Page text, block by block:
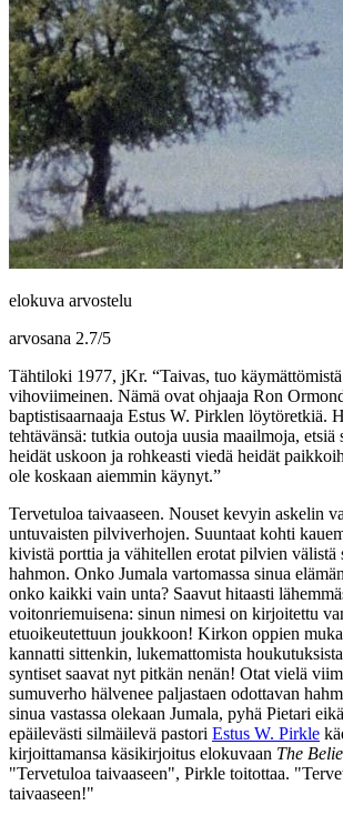
elokuva arvostelu
arvosana 2.7/5
Tähtiloki 1977, jKr. “Taivas, tuo
vihoviimeinen. Nämä ovat ohjaaja Ron
baptistisaarnaaja Estus W. Pirklen löytöretkiä.
tehtävänsä: tutkia outoja uusia maailmoja, etsiä
heidät uskoon ja rohkeasti viedä heidät
ole koskaan aiemmin käynyt.”
Tervetuloa taivaaseen. Nouset kevyin askelin
untuvaisten pilviverhojen. Suuntaat kohti
kivistä porttia ja vähitellen erotat pilvien välistä
hahmon. Onko Jumala vartomassa sinua
onko kaikki vain unta? Saavut hitaasti
voitonriemuisena: sinun nimesi on kirjoitettu
etuoikeutettuun joukkoon! Kirkon oppien
kannatti sittenkin, lukemattomista
syntiset saavat nyt pitkän nenän! Otat vielä
sumuverho hälvenee paljastaen odottavan
sinua vastassa olekaan Jumala, pyhä Pietari
epäilevästi silmäilevä pastori Estus W. Pirkle
kirjoittamansa käsikirjoitus elokuvaan The
"Tervetuloa taivaaseen", Pirkle toitottaa.
taivaaseen!"